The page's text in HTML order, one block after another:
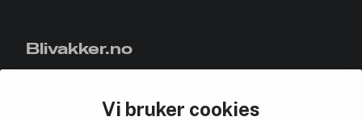
Vi bruker cookies
Blivakker.no
Bli medlem helt gratis - få poeng og eksklusive rabattkoder.